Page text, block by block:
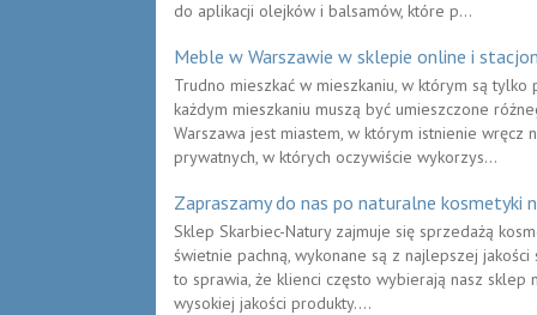
do aplikacji olejków i balsamów, które p...
Meble w Warszawie w sklepie online i
Trudno mieszkać w mieszkaniu, w którym są tylko
każdym mieszkaniu muszą być umieszczone
Warszawa jest miastem, w którym istnienie
prywatnych, w których oczywiście wykorzys...
Zapraszamy do nas po naturalne kosmetyki
Sklep Skarbiec-Natury zajmuje się sprzedażą
świetnie pachną, wykonane są z najlepszej
to sprawia, że klienci często wybierają nasz sklep
wysokiej jakości produkty....